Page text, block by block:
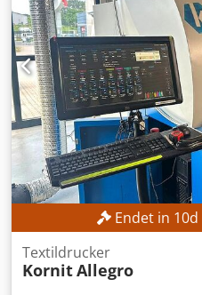
Endet in 10d
Textildrucker
KornitAllegro